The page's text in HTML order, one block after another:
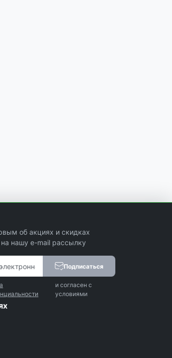
об акциях и скидках
нашу e-mail рассылку
Подписаться
и согласен с
условиями